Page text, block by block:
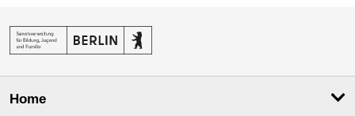
Home